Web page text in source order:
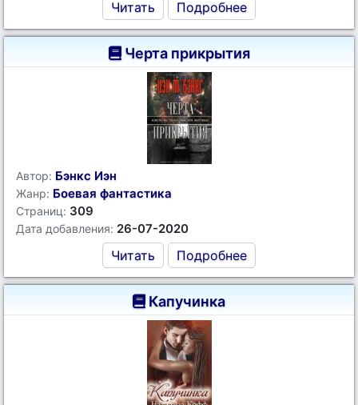
Читать Подробнее
Черта прикрытия
Автор: Бэнкс Иэн
Жанр: Боевая фантастика
Страниц: 309
Дата добавления: 26-07-2020
Читать Подробнее
Капучинка